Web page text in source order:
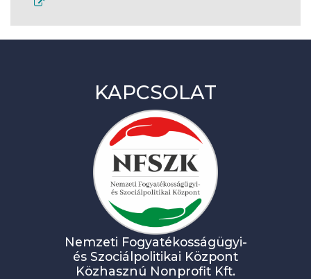
KAPCSOLAT
Nemzeti Fogyatékosságügyi-
és Szociálpolitikai Központ
Közhasznú Nonprofit Kft.